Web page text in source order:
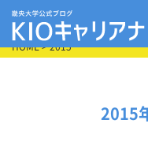
HOME> 2015
2015